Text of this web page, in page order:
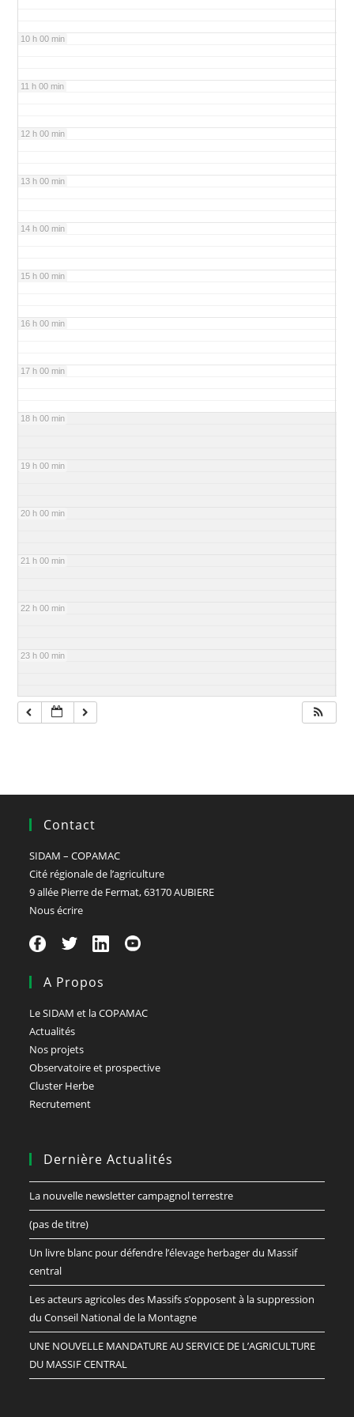
10 h 00 min
11 h 00 min
12 h 00 min
13 h 00 min
14 h 00 min
15 h 00 min
16 h 00 min
17 h 00 min
18 h 00 min
19 h 00 min
20 h 00 min
21 h 00 min
22 h 00 min
23 h 00 min
Contact
SIDAM – COPAMAC
Cité régionale de l’agriculture
9 allée Pierre de Fermat, 63170 AUBIERE
Nous écrire
A Propos
Le SIDAM et la COPAMAC
Actualités
Nos projets
Observatoire et prospective
Cluster Herbe
Recrutement
Dernière Actualités
La nouvelle newsletter campagnol terrestre
(pas de titre)
Un livre blanc pour défendre l’élevage herbager du Massif
central
Les acteurs agricoles des Massifs s’opposent à la suppression
du Conseil National de la Montagne
UNE NOUVELLE MANDATURE AU SERVICE DE L’AGRICULTURE
DU MASSIF CENTRAL